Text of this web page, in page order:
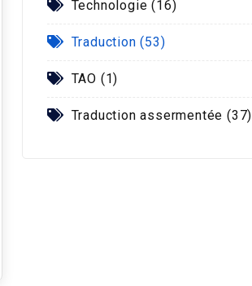
Technologie (16)
Traduction (53)
TAO (1)
Traduction assermentée (37)